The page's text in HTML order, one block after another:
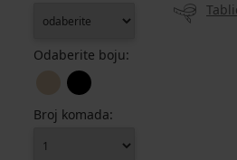
Odaberite boju:
Broj komada: